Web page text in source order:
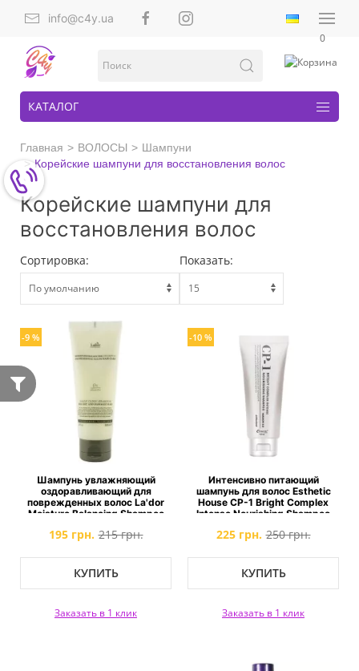
info@c4y.ua
0
КАТАЛОГ
Главная ВОЛОСЫ
Шампуни
Корейские шампуни для восстановления волос
Корейские шампуни для
восстановления волос
Сортировка: Показать:
-9 %
Шампунь увлажняющий
оздоравливающий для
поврежденных волос La'dor
Moisture Balancing Shampoo
195 грн. 215 грн.
КУПИТЬ
Заказать в 1 клик
-10 %
Интенсивно питающий
шампунь для волос Esthetic
House CP-1 Bright Complex
Intense Nourishing Shampoo
225 грн. 250 грн.
КУПИТЬ
Заказать в 1 клик